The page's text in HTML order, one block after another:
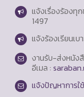
แจ้งเรื่องร้องทุ
1497
แจ้งร้องเรียนเบ
งานรับ-ส่งหนัง
อีเมล :
แจ้งปัญหาการใ